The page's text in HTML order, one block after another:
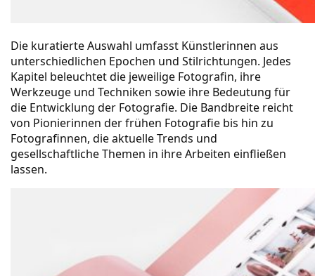
Die kuratierte Auswahl umfasst Künstlerinnen aus
unterschiedlichen Epochen und Stilrichtungen. Jedes
Kapitel beleuchtet die jeweilige Fotografin, ihre
Werkzeuge und Techniken sowie ihre Bedeutung für
die Entwicklung der Fotografie. Die Bandbreite reicht
von Pionierinnen der frühen Fotografie bis hin zu
Fotografinnen, die aktuelle Trends und
gesellschaftliche Themen in ihre Arbeiten einfließen
lassen.